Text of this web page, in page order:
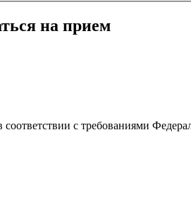
на прием
соответствии с требованиями